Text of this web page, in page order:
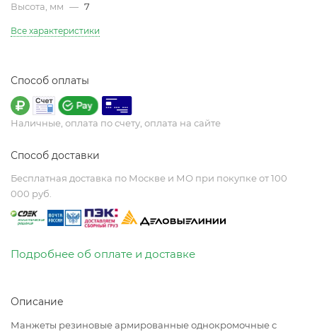
Высота, мм — 7
Все характеристики
Способ оплаты
Наличные, оплата по счету, оплата на сайте
Способ доставки
Бесплатная доставка по Москве и МО при покупке от 100
000 руб.
Подробнее об оплате и доставке
Описание
Манжеты резиновые армированные однокромочные с